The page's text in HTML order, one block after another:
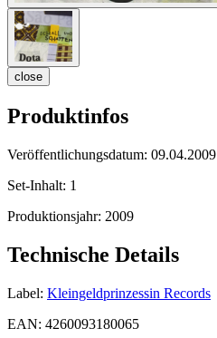
close
Produktinfos
Veröffentlichungsdatum: 09.04.2009
Set-Inhalt: 1
Produktionsjahr: 2009
Technische Details
Label: Kleingeldprinzessin Records
EAN: 4260093180065